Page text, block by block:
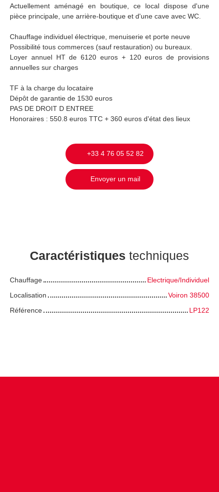
Actuellement aménagé en boutique, ce local dispose d'une
pièce principale, une arrière-boutique et d'une cave avec WC.
Chauffage individuel électrique, menuiserie et porte neuve
Possibilité tous commerces (sauf restauration) ou bureaux.
Loyer annuel HT de 6120 euros + 120 euros de provisions
annuelles sur charges
TF à la charge du locataire
Dépôt de garantie de 1530 euros
PAS DE DROIT D ENTREE
Honoraires : 550.8 euros TTC + 360 euros d'état des lieux
+33 4 76 05 52 82
Envoyer un mail
Caractéristiques techniques
Chauffage
Electrique/Individuel
Localisation
Voiron 38500
Référence
LP122